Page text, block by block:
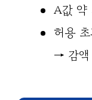
A값 약
허용
→ 감액